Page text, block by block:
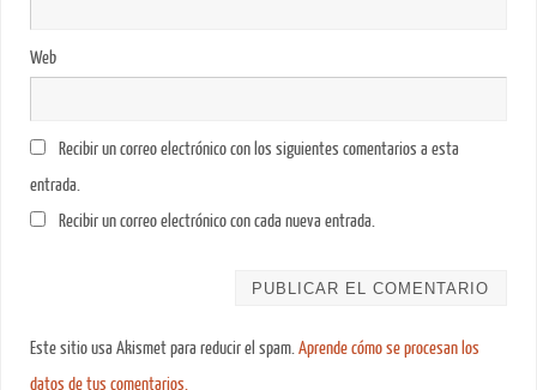
Web
Recibir un correo electrónico con los siguientes comentarios a esta
entrada.
Recibir un correo electrónico con cada nueva entrada.
Este sitio usa Akismet para reducir el spam.Aprende cómo se procesan los
datos de tus comentarios.